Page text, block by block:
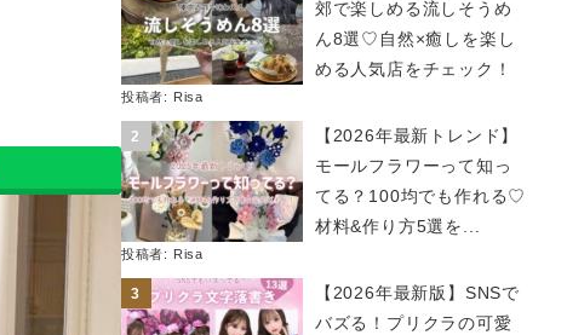
郊で楽しめる流しそうめ
ん8選♡自然×癒しを楽し
める人気店をチェック！
投稿者: Risa
【2026年最新トレンド】
モールフラワーって知っ
てる？100均でも作れる♡
材料&作り方5選を...
投稿者: Risa
【2026年最新版】SNSで
バズる！プリクラの可愛